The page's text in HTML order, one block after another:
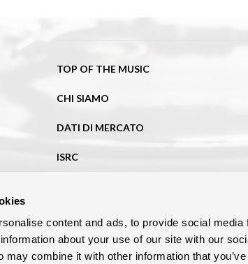
content and ads, to provide social media
about your use of our site with our
may combine it with other information that
TOP OF THE MUSIC
CHI SIAMO
DATI DI MERCATO
ISRC
CONTATTI